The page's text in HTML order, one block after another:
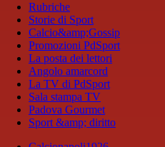
Rubriche
Storie di Sport
Calcio&amp;Gossip
Promozioni PdSport
La posta dei lettori
Angolo amarcord
La TV di PdSport
Sala stampa TV
Padova Gourmet
Sport &amp; diritto